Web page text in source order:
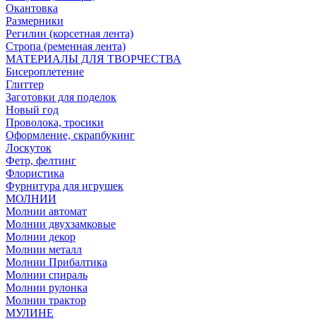
Окантовка
Размерники
Регилин (корсетная лента)
Стропа (ременная лента)
МАТЕРИАЛЫ ДЛЯ ТВОРЧЕСТВА
Бисероплетение
Глиттер
Заготовки для поделок
Новый год
Проволока, тросики
Оформление, скрапбукинг
Лоскуток
Фетр, фелтинг
Флористика
Фурнитура для игрушек
МОЛНИИ
Молнии автомат
Молнии двухзамковые
Молнии декор
Молнии металл
Молнии Прибалтика
Молнии спираль
Молнии рулонка
Молнии трактор
МУЛИНЕ